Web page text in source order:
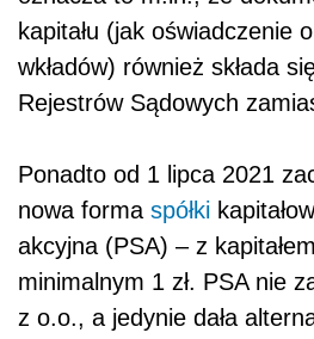
kapitału (jak oświadczenie
wkładów) również składa
Rejestrów Sądowych
Ponadto od 1 lipca 2021
nowa forma spółki
akcyjna (PSA) – z
minimalnym 1 zł. PSA nie
z o.o., a jedynie dała